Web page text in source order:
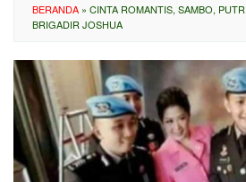
BERANDA » CINTA ROMANTIS, SAMBO,
BRIGADIR JOSHUA